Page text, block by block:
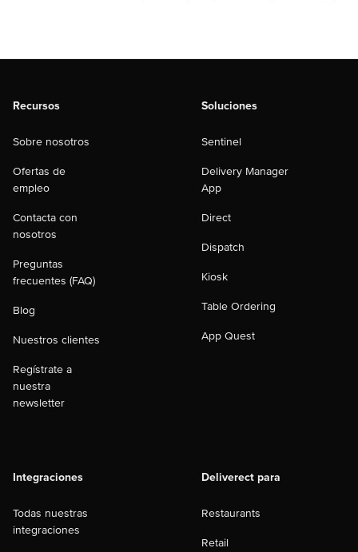
Recursos
Sobre nosotros
Ofertas de
empleo
Contacta con
nosotros
Preguntas
frecuentes (FAQ)
Blog
Nuestros clientes
Regístrate a
nuestra
newsletter
Soluciones
Sentinel
Delivery Manager
App
Direct
Dispatch
Kiosk
Table Ordering
App Quest
Integraciones
Todas nuestras
integraciones
Deliverect para
Restaurants
Retail